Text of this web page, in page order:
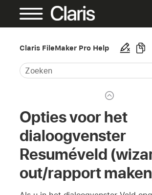
Claris FileMaker Pro Help
Opties voor het
dialoogvenster
Resuméveld
out/rapport